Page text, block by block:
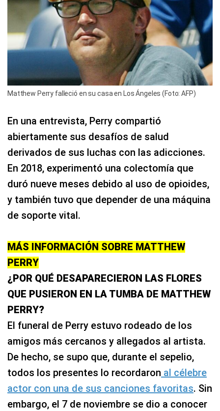
Matthew Perry falleció en su casa en Los Ángeles (Foto: AFP)
En una entrevista, Perry compartió
abiertamente sus desafíos de salud
derivados de sus luchas con las adicciones.
En 2018, experimentó una colectomía que
duró nueve meses debido al uso de opioides,
y también tuvo que depender de una máquina
de soporte vital.
MÁS INFORMACIÓN SOBRE MATTHEW
PERRY
¿POR QUÉ DESAPARECIERON LAS FLORES
QUE PUSIERON EN LA TUMBA DE MATTHEW
PERRY?
El funeral de Perry estuvo rodeado de los
amigos más cercanos y allegados al artista.
De hecho, se supo que, durante el sepelio,
todos los presentes lo recordaron al célebre
actor con una de sus canciones favoritas. Sin
embargo, el 7 de noviembre se dio a conocer